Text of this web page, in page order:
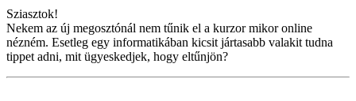
Sziasztok!
Nekem az új megosztónál nem tűnik el a kurzor mikor online
nézném. Esetleg egy informatikában kicsit jártasabb valakit tudna
tippet adni, mit ügyeskedjek, hogy eltűnjön?